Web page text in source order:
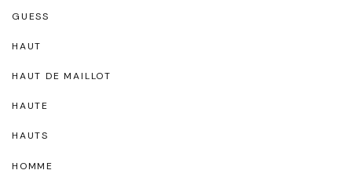
GUESS
HAUT
HAUT DE MAILLOT
HAUTE
HAUTS
HOMME